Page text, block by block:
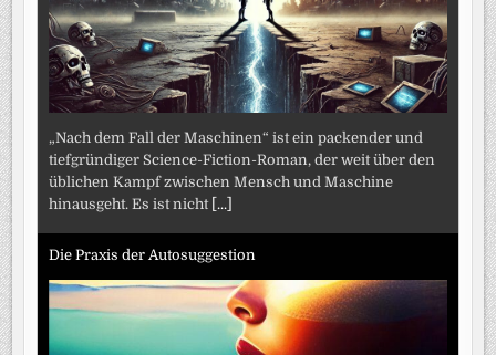
„Nach dem Fall der Maschinen“ ist ein packender und
tiefgründiger Science-Fiction-Roman, der weit über den
üblichen Kampf zwischen Mensch und Maschine
hinausgeht. Es ist nicht [...]
Die Praxis der Autosuggestion